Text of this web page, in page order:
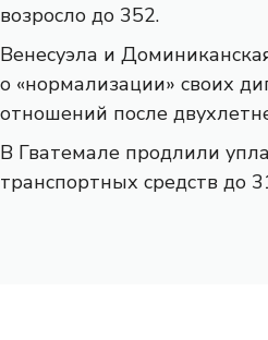
возросло до 352.
Венесуэла и
о «нормализации» своих
отношений после
В Гватемале продлили
транспортных средств до